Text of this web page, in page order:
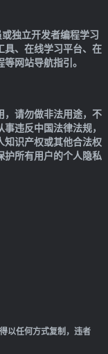
独立开发者编程学习
具、在线学习平台、在
网站导航指引。
，请勿做非法用途，不
违反中国法律法规，
知识产权或其他合法权
护所有用户的个人隐私
以任何方式复制，违者